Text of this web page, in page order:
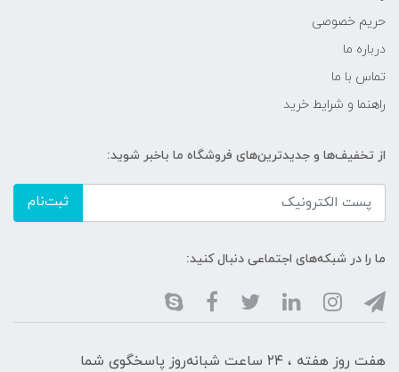
حریم خصوصی
درباره ما
تماس با ما
راهنما و شرایط خرید
از تخفیف‌ها و جدیدترین‌های فروشگاه ما باخبر شوید:
ثبت‌نام
ما را در شبکه‌های اجتماعی دنبال کنید:
هفت روز هفته ، ۲۴ ساعت شبانه‌روز پاسخگوی شما